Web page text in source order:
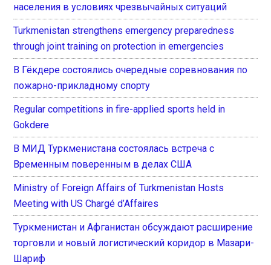
населения в условиях чрезвычайных ситуаций
Turkmenistan strengthens emergency preparedness
through joint training on protection in emergencies
В Гёкдере состоялись очередные соревнования по
пожарно-прикладному спорту
Regular competitions in fire-applied sports held in
Gokdere
В МИД Туркменистана состоялась встреча с
Временным поверенным в делах США
Ministry of Foreign Affairs of Turkmenistan Hosts
Meeting with US Chargé d’Affaires
Туркменистан и Афганистан обсуждают расширение
торговли и новый логистический коридор в Мазари-
Шариф